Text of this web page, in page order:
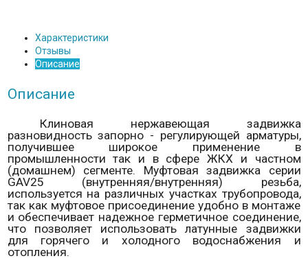
Характеристики
Отзывы
Описание
Описание
Клиновая нержавеющая задвижка
разновидность запорно - регулирующей арматуры,
получившее широкое применение в
промышленности так и в сфере ЖКХ и частном
(домашнем) сегменте. Муфтовая задвижка серии
GAV25 (внутренняя/внутренняя) резьба,
используется на различных участках трубопровода,
так как муфтовое присоединение удобно в монтаже
и обеспечивает надежное герметичное соединение,
что позволяет использовать латунные задвижки
для горячего и холодного водоснабжения и
отопления.